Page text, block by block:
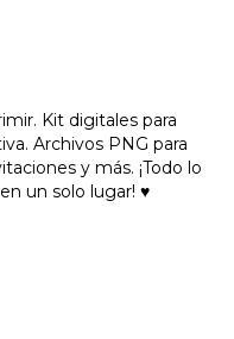
Kit digitales para
Archivos PNG para
y más. ¡Todo lo
un solo lugar! ♥